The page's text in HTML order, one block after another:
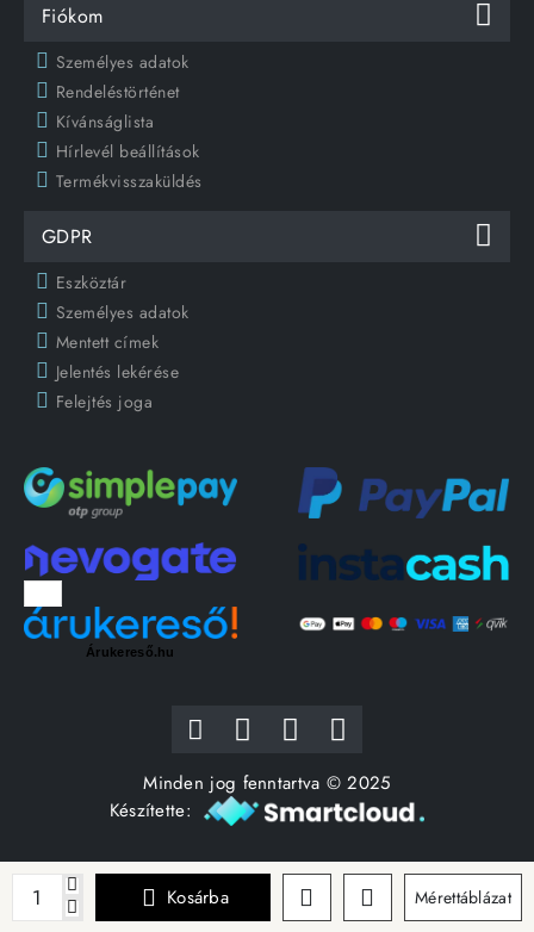
Kosárba Mérettáblázat
Fiókom
Személyes adatok
Rendeléstörténet
Kívánságlista
Hírlevél beállítások
Termékvisszaküldés
GDPR
Eszköztár
Személyes adatok
Mentett címek
Jelentés lekérése
Felejtés joga
Árukereső.hu
Minden jog fenntartva © 2025
Készítette: